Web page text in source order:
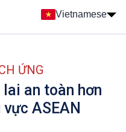
Vietnamese
ỨNG
an toàn hơn
ASEAN